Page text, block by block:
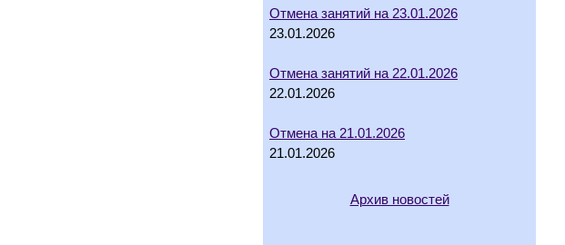
Отмена занятий на 23.01.2026
23.01.2026
Отмена занятий на 22.01.2026
22.01.2026
Отмена на 21.01.2026
21.01.2026
Архив новостей